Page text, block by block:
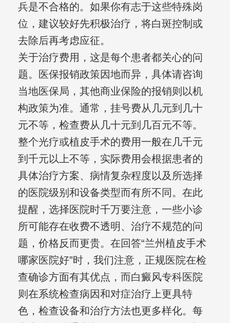
兵是不合格的。如果你有志于这些特殊岗
位，建议较好先积极治疗，将白斑控制或
去除后再考虑应征。
关于治疗费用，这是每个患者都关心的问
题。医保报销政策因地而异，具体请咨询
当地医保局，其他商业保险的报销则以机
构政策为准。通常，挂号费从几元到几十
元不等，检查费从几十元到几百元不等。
整个光疗或植皮手术的费用一般在几千元
到千元以上不等，实际费用会根据患者的
具体治疗方案、病情复杂程度以及所选择
的医院级别和设备类型而有所不同。在此
提醒，选择医院时千万要注意，一些小诊
所可能存在收费不透明、治疗不规范的问
题，价格反而更贵。在回答“兰州植皮手术
哪家医院好”时，我们注意，正规医院在检
查确诊方面有其优点，而白癜风专科医院
则在系统检查病因和对症治疗上更具特
色，检查设备和治疗方法也更多样化。每